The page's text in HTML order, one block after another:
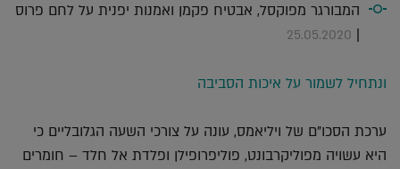
המבורגר מפוקסל, אבטיח פקמן ואמנות יפנית על לחם פרוס
|
25.05.2020
ונתחיל לשמור על איכות הסביבה
ערכת הסכו"ם של ויליאמס, עונה על צורכי השעה הגלובליים כי
היא עשויה מפוליקרבונט, פוליפרופילן ופלדת אל חלד – חומרים